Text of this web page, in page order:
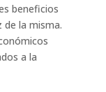
beneficios
de la misma.
a la